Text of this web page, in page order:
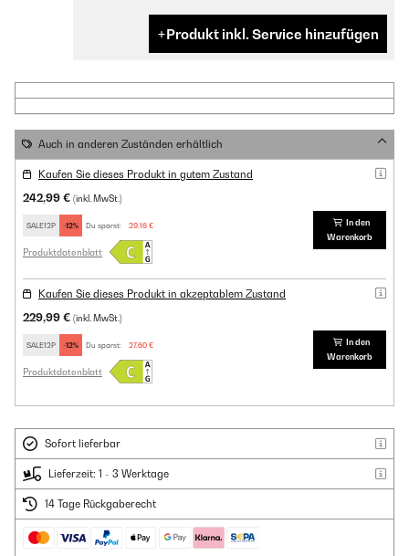
Produkt inkl. Service hinzufügen
Auch in anderen Zuständen erhältlich
Kaufen Sie dieses Produkt in gutem Zustand
242,99 € (inkl. MwSt.)
SALE12P -12% Du sparst: 29,16 €
Produktdatenblatt
In den
Warenkorb
Kaufen Sie dieses Produkt in akzeptablem Zustand
229,99 € (inkl. MwSt.)
SALE12P -12% Du sparst: 27,60 €
Produktdatenblatt
In den
Warenkorb
Sofort lieferbar
Lieferzeit: 1 - 3 Werktage
14 Tage Rückgaberecht